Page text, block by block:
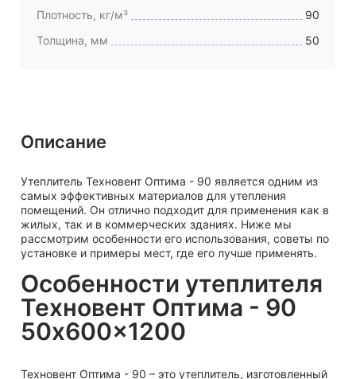
Плотность, кг/м³
90
Толщина, мм
50
Описание
Утеплитель Техновент Оптима - 90 является одним из
самых эффективных материалов для утепления
помещений. Он отлично подходит для применения как в
жилых, так и в коммерческих зданиях. Ниже мы
рассмотрим особенности его использования, советы по
установке и примеры мест, где его лучше применять.
Особенности утеплителя
Техновент Оптима - 90
50x600x1200
Техновент Оптима - 90 – это утеплитель, изготовленный